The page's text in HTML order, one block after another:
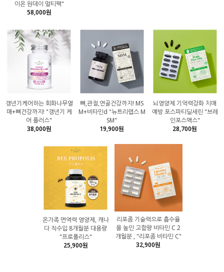
이온 원데이 멀티팩"
58,000원
갱년기케어하는 회화나무열
매+뼈건강까지! "갱년기 케
어 플러스"
38,000원
뼈,관절,연골건강까지! MS
M+비타민d "뉴트리랩스 M
SM"
19,900원
뇌영양제 기억력강화 치매
예방 포스파티딜세린 "브레
인포스맥스"
28,700원
온가족 면역력 영양제, 캐나
다 직수입 8개월분 대용량
"프로폴리스"
25,900원
리포좀 기술력으로 흡수율
을 높인 고함량 비타민 C 2
개월분 , "리포좀 비타민 C"
32,900원